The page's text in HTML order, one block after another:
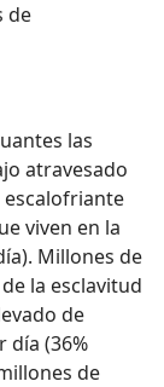
de
las
atravesado
escalofriante
viven en la
Millones de
la esclavitud
de
día (36%
de